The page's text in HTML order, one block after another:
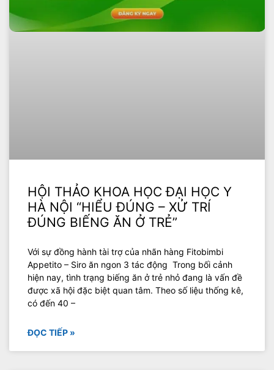
HỘI THẢO KHOA HỌC ĐẠI HỌC Y
HÀ NỘI “HIỂU ĐÚNG – XỬ TRÍ
ĐÚNG BIẾNG ĂN Ở TRẺ”
Với sự đồng hành tài trợ của nhãn hàng Fitobimbi
Appetito – Siro ăn ngon 3 tác động Trong bối cảnh
hiện nay, tình trạng biếng ăn ở trẻ nhỏ đang là vấn đề
được xã hội đặc biệt quan tâm. Theo số liệu thống kê,
có đến 40 –
ĐỌC TIẾP »